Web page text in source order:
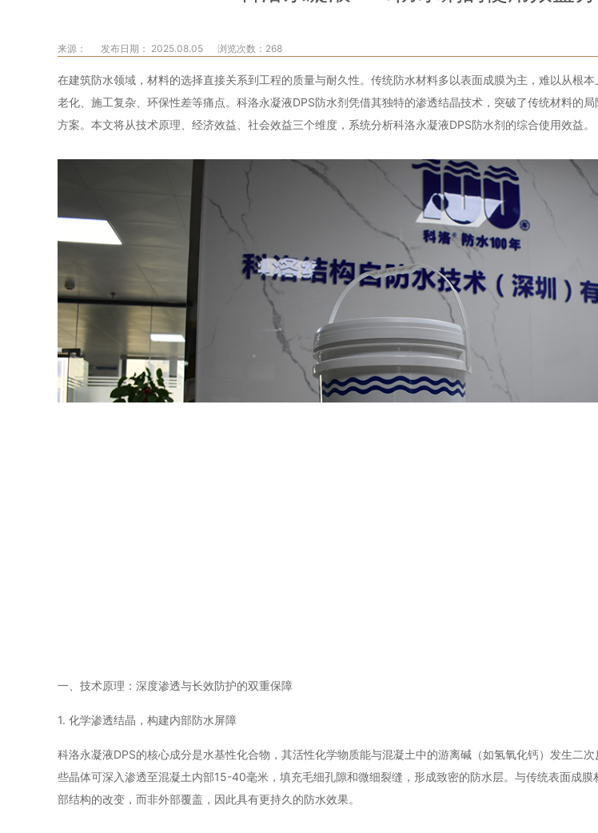
来源： 发布日期： 2025.08.05 浏览次数： 268
在建筑防水领域，材料的选择直接关系到工程的质量与耐久性。传统防水材料多以表面成膜为主，难以从根
老化、施工复杂、环保性差等痛点。科洛永凝液DPS防水剂凭借其独特的渗透结晶技术，突破了传统材料的
方案。本文将从技术原理、经济效益、社会效益三个维度，系统分析科洛永凝液DPS防水剂的综合使用效益。
一、技术原理：深度渗透与长效防护的双重保障
1. 化学渗透结晶，构建内部防水屏障
科洛永凝液DPS的核心成分是水基性化合物，其活性化学物质能与混凝土中的游离碱（如氢氧化钙）发生二
些晶体可深入渗透至混凝土内部15-40毫米，填充毛细孔隙和微细裂缝，形成致密的防水层。与传统表面成
部结构的改变，而非外部覆盖，因此具有更持久的防水效果。